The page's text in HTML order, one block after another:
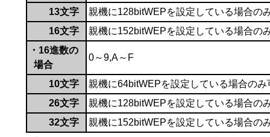
13文字
親機に128bitWEPを設定している場合の
16文字
親機に152bitWEPを設定している場合の
・16進数の
場合
0～9,A～F
10文字
親機に64bitWEPを設定している場合のみ
26文字
親機に128bitWEPを設定している場合の
32文字
親機に152bitWEPを設定している場合の